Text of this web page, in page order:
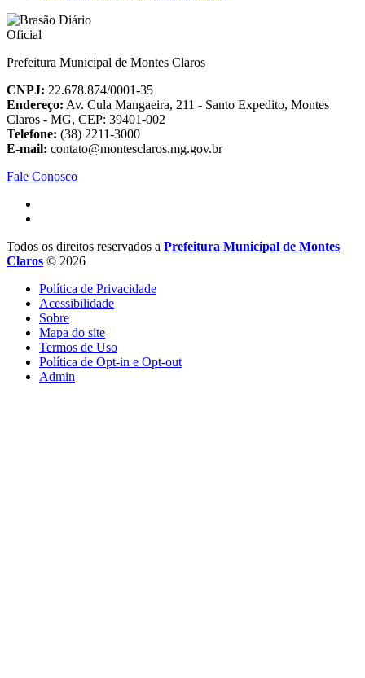
Prefeitura Municipal de Montes Claros
CNPJ: 22.678.874/0001-35
Endereço: Av. Cula Mangaeira, 211 - Santo Expedito, Montes
Claros - MG, CEP: 39401-002
Telefone: (38) 2211-3000
E-mail: contato@montesclaros.mg.gov.br
Fale Conosco
Todos os direitos reservados a Prefeitura Municipal de Montes
Claros © 2026
Política de Privacidade
Acessibilidade
Sobre
Mapa do site
Termos de Uso
Política de Opt-in e Opt-out
Admin